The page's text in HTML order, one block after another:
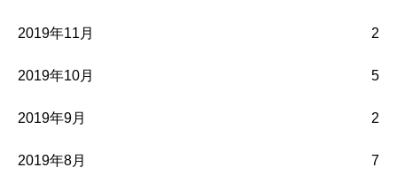
2019年11月 2
2019年10月 5
2019年9月 2
2019年8月 7